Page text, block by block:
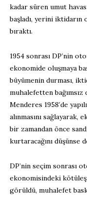
kadar süren umut
başladı, yerini
bıraktı.
1954 sonrası DP’nin
ekonomide oluşmaya
büyümenin durması,
muhalefetten
Menderes 1958’de
alınmasını
bir zamandan önce
kurtaracağını düşünse
DP’nin seçim sonrası
ekonomisindeki
görüldü, muhalefet